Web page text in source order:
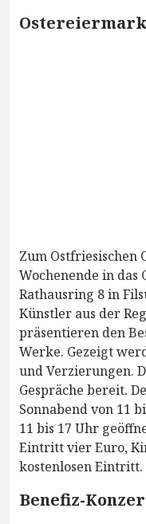
Zum
Wochenende in das
Rathausring 8 in
Künstler aus der
präsentieren den
Werke. Gezeigt
und Verzierungen.
Gespräche bereit.
Sonnabend von 11
11 bis 17 Uhr
Eintritt vier Euro,
kostenlosen Eintritt.
Benefiz-